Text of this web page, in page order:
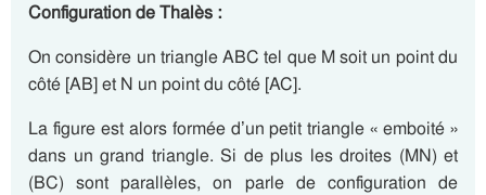
Configuration de Thalès :
On considère un triangle ABC tel que M soit un point du
côté [AB] et N un point du côté [AC].
La figure est alors formée d’un petit triangle « emboité »
dans un grand triangle. Si de plus les droites (MN) et
(BC) sont parallèles, on parle de configuration de